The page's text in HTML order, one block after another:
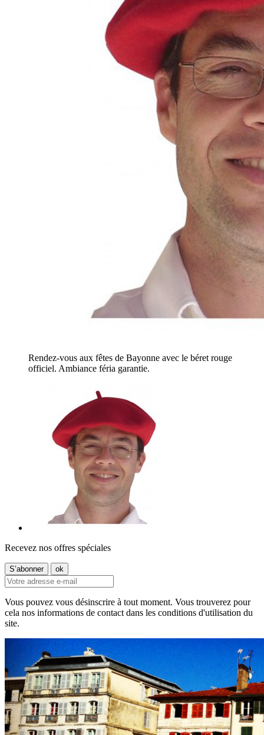
Rendez-vous aux fêtes de Bayonne avec le béret rouge
officiel. Ambiance féria garantie.
Recevez nos offres spéciales
Vous pouvez vous désinscrire à tout moment. Vous trouverez pour
cela nos informations de contact dans les conditions d'utilisation du
site.